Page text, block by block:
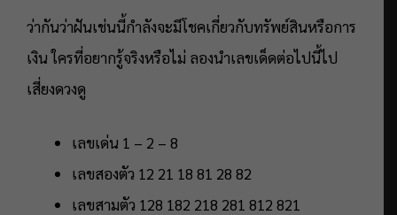
ว่ากันว่าฝันเช่นนี้กำลังจะมีโชคเกี่ยวกับทรัพย์สินหรือการ
เงิน ใครที่อยากรู้จริงหรือไม่ ลองนำเลขเด็ดต่อไปนี้ไป
เสี่ยงดวงดู
เลขเด่น 1 – 2 – 8
เลขสองตัว 12 21 18 81 28 82
เลขสามตัว 128 182 218 281 812 821